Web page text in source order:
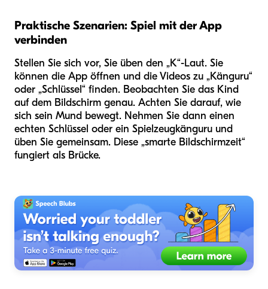
Praktische Szenarien: Spiel mit der App
verbinden
Stellen Sie sich vor, Sie üben den „K“-Laut. Sie
können die App öffnen und die Videos zu „Känguru“
oder „Schlüssel“ finden. Beobachten Sie das Kind
auf dem Bildschirm genau. Achten Sie darauf, wie
sich sein Mund bewegt. Nehmen Sie dann einen
echten Schlüssel oder ein Spielzeugkänguru und
üben Sie gemeinsam. Diese „smarte Bildschirmzeit“
fungiert als Brücke.